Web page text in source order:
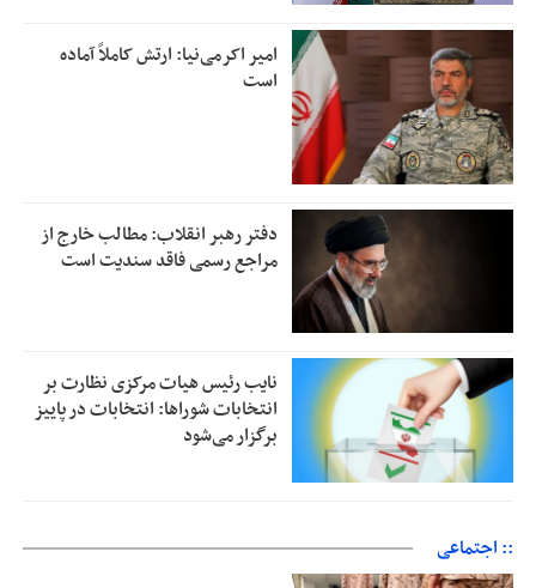
امیر اکرمی‌نیا: ارتش کاملاً آماده
است
دفتر رهبر انقلاب: مطالب خارج از
مراجع رسمی فاقد سندیت است
نایب رئیس هیات مرکزی نظارت بر
انتخابات شوراها: انتخابات در پاییز
برگزار می‌شود
:: اجتماعی